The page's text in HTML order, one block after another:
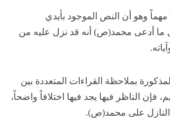
مهماً وهو أن النص الموجود بأيدي
ما أدعى محمد(ص) أنه قد نزل عليه من
بملاحظة القراءات المتعددة بين
فإن الناظر فيها يجد فيها اختلافاً واضحاً،
النازل على محمد(ص).